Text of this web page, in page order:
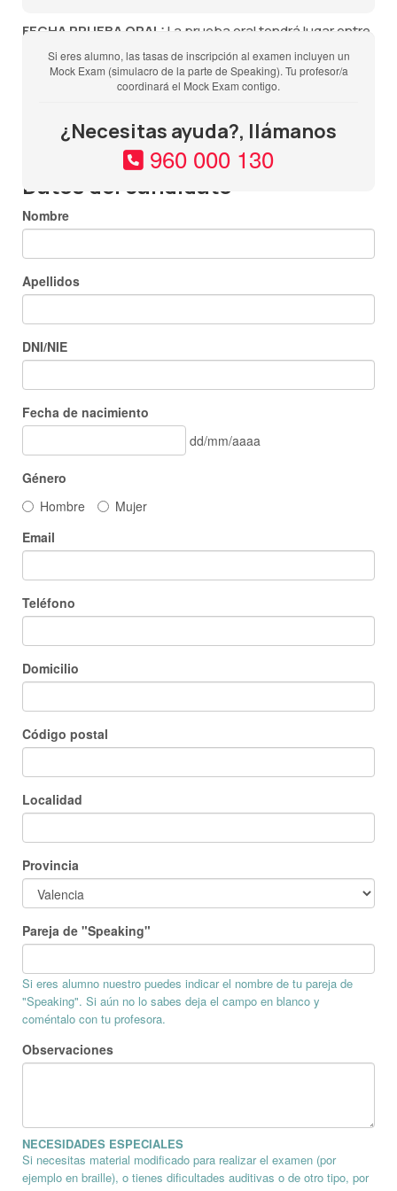
Si eres alumno, las tasas de inscripción al examen incluyen un
Mock Exam (simulacro de la parte de Speaking). Tu profesor/a
coordinará el Mock Exam contigo.
¿Necesitas ayuda?, llámanos
960 000 130
FECHA PRUEBA ORAL:La prueba oral tendrá lugar entre
una semana antes, los dos días posteriores o el mismo
día de la prueba escrita y deberás estar disponible
durante todo ese período de tiempo pues NO SE PUEDE
CAMBIAR LA FECHA DE NINGUNA DE LAS PARTES DEL
EXAMEN.
Datos del candidato
Nombre
Apellidos
DNI/NIE
Fecha de nacimiento
dd/mm/aaaa
Género
Hombre
Mujer
Email
Teléfono
Domicilio
Código postal
Localidad
Provincia
Pareja de "Speaking"
Si eres alumno nuestro puedes indicar el nombre de tu pareja de
"Speaking". Si aún no lo sabes deja el campo en blanco y
coméntalo con tu profesora.
Observaciones
NECESIDADES ESPECIALES
Si necesitas material modificado para realizar el examen (por
ejemplo en braille), o tienes dificultades auditivas o de otro tipo, por